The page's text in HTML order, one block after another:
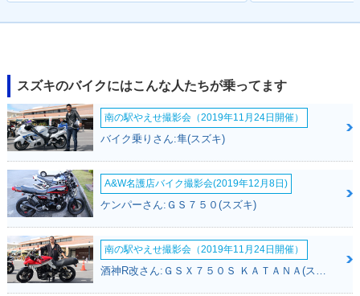
2004年 VanVan 20
0・カラーチェンジ
2003年 VanVan 20
0・カラーチェンジ
2003年 VanVan 20
0Z・追加
スズキのバイクにはこんな人たちが乗ってます
南の駅やえせ撮影会（2019年11月24日開催）
バイク乗りさん:隼(スズキ)
A&W名護店バイク撮影会(2019年12月8日)
ケンパーさん:ＧＳ７５０(スズキ)
南の駅やえせ撮影会（2019年11月24日開催）
酒神R改さん:ＧＳＸ７５０Ｓ ＫＡＴＡＮＡ(スズキ)